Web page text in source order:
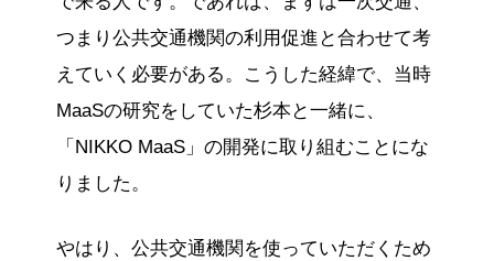
つまり公共交通機関の利用促進と合わせて考
えていく必要がある。こうした経緯で、当時
MaaSの研究をしていた杉本と一緒に、
「NIKKO MaaS」の開発に取り組むことにな
りました。
やはり、公共交通機関を使っていただくため